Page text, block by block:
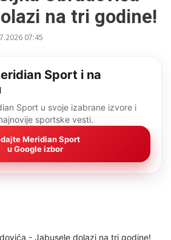
na tri godine!
07:45
Sport i na
Sport u svoje izabrane izvore i
sportske vesti.
Meridian Sport
u Google izbor